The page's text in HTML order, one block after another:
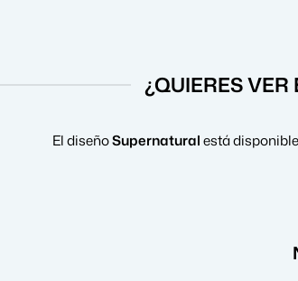
¿QUIERES
El diseñoSupernaturalestá